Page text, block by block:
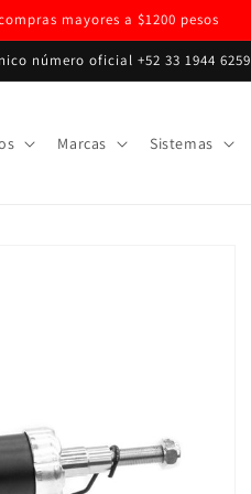
mayores a $1200 pesos
número oficial +52 33 1944 6259
Marcas Sistemas